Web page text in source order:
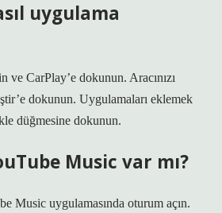
uygulama
ve CarPlay’e dokunun. Aracınızı
dokunun. Uygulamaları eklemek
düğmesine dokunun.
Music var mı?
Music uygulamasında oturum açın.